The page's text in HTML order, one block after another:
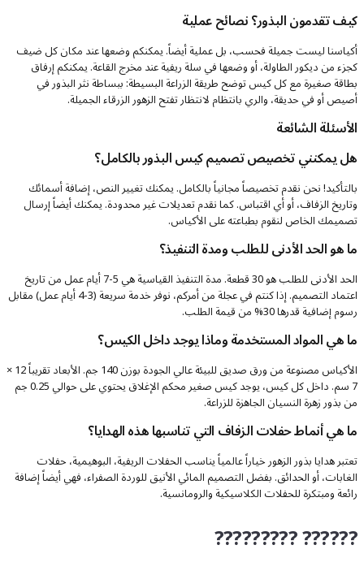
كيف تقدمون البذور؟ نصائح عملية
أكياسنا ليست جميلة فحسب، بل عملية أيضاً. يمكنكم وضعها عند مكان كل ضيف
كجزء من ديكور الطاولة، أو وضعها في سلة ريفية عند مخرج القاعة. يمكنكم إرفاق
بطاقة صغيرة مع كل كيس توضح طريقة الزراعة البسيطة: ببساطة نثر البذور في
أصيص أو في حديقة، والري بانتظام لانتظار تفتح الزهور الزرقاء الجميلة.
الأسئلة الشائعة
هل يمكنني تخصيص تصميم كيس البذور بالكامل؟
بالتأكيد! نحن نقدم تخصيصاً مجانياً بالكامل. يمكنك تغيير النص، إضافة أسمائك
وتاريخ الزفاف، أو أي اقتباس. كما نقدم تعديلات غير محدودة. يمكنك أيضاً إرسال
تصميمك الخاص لنقوم بطباعته على الأكياس.
ما هو الحد الأدنى للطلب ومدة التنفيذ؟
الحد الأدنى للطلب هو 30 قطعة. مدة التنفيذ القياسية هي 5-7 أيام عمل من تاريخ
اعتماد التصميم. إذا كنتم في عجلة من أمركم، نوفر خدمة سريعة (3-4 أيام عمل) مقابل
رسوم إضافية قدرها 30% من قيمة الطلب.
ما هي المواد المستخدمة وماذا يوجد داخل الكيس؟
الأكياس مصنوعة من ورق صديق للبيئة عالي الجودة بوزن 140 جم. الأبعاد تقريباً 12 ×
7 سم. داخل كل كيس، يوجد كيس صغير محكم الإغلاق يحتوي على حوالي 0.25 جم
من بذور زهرة النسيان الجاهزة للزراعة.
ما هي أنماط حفلات الزفاف التي تناسبها هذه الهدايا؟
تعتبر هدايا بذور الزهور خياراً عالمياً يناسب الحفلات الريفية، البوهيمية، حفلات
الغابات، أو الحدائق. بفضل التصميم المائي الأنيق للوردة الصفراء، فهي أيضاً إضافة
رائعة ومبتكرة للحفلات الكلاسيكية والرومانسية.
????????? ??????